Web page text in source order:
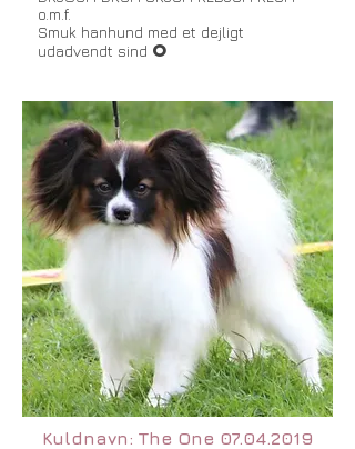
o.m.f.
Smuk hanhund med et dejligt
udadvendt sind​ O
Kuldnavn: The One 07.04.2019